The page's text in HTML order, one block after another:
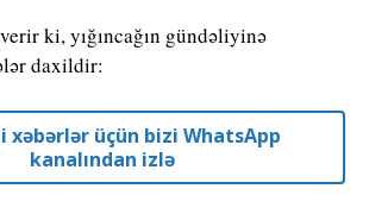
ki, yığıncağın gündəliyinə
daxildir:
xəbərlər üçün bizi WhatsApp
kanalından izlə